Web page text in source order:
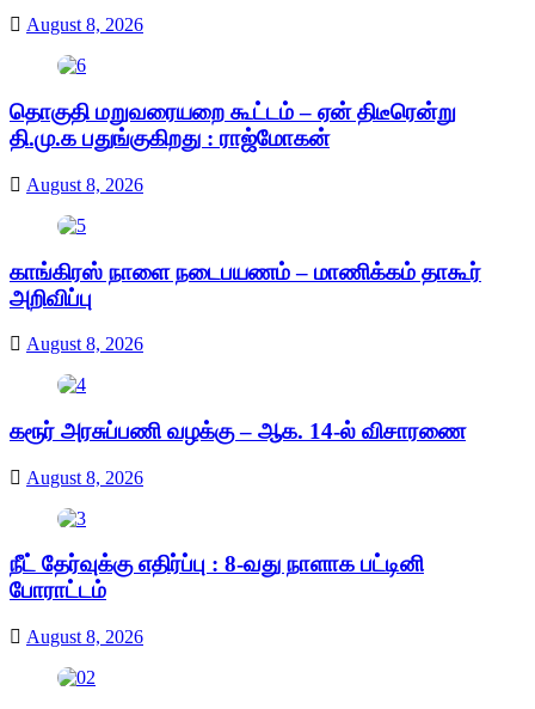
August 8, 2026
தொகுதி மறுவரையறை கூட்டம் – ஏன் திடீரென்று
தி.மு.க பதுங்குகிறது : ராஜ்மோகன்
August 8, 2026
காங்கிரஸ் நாளை நடைபயணம் – மாணிக்கம் தாகூர்
அறிவிப்பு
August 8, 2026
கரூர் அரசுப்பணி வழக்கு – ஆக. 14-ல் விசாரணை
August 8, 2026
நீட் தேர்வுக்கு எதிர்ப்பு : 8-வது நாளாக பட்டினி
போராட்டம்
August 8, 2026